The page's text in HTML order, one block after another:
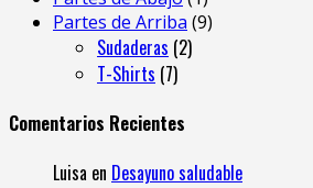
producto
Partes de Arriba 99
Sudaderas 22
T-Shirts 77
Comentarios Recientes
Luisa en Desayuno saludable